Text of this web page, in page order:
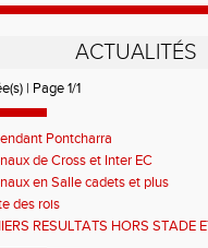
ACTUALITÉS
| Page 1/1
Pontcharra
de Cross et Inter EC
en Salle cadets et plus
des rois
RESULTATS HORS STADE